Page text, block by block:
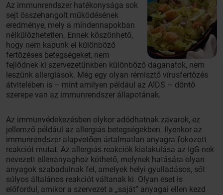
Az immunrendszer hatékonysága sok
sejt összehangolt működésének
eredménye, mely a mindennapokban
nélkülözhetetlen. Ennek köszönhető,
hogy nem kapunk el különböző
fertőzéses betegségeket, nem
fejlődnek ki szervezetünkben különböző daganatok, nem
leszünk allergiások. Még egy olyan rémisztő vírusfertőzés
átvitelében is – mint amilyen például az AIDS – döntő
szerepe van az immunrendszer állapotának.
Az immunvédekezésben olykor adódhatnak zavarok, ez
jellemző például az allergiás betegségekben. Ilyenkor az
immunrendszer alapvetően ártalmatlan anyagra fokozott
reakciót mutat. Az allergiás reakciók kialakulása az IgG-nek
nevezett ellenanyaghoz köthető, melynek hatására olyan
anyagok szabadulnak fel, amelyek helyi gyulladásos, sőt
súlyos általános reakciót váltanak ki. Olyan eset is
előfordul, amikor a szervezet a „saját” anyagai ellen kezd